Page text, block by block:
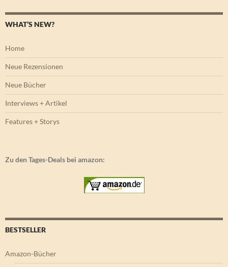
WHAT’S NEW?
Home
Neue Rezensionen
Neue Bücher
Interviews + Artikel
Features + Storys
Zu den Tages-Deals bei amazon:
BESTSELLER
Amazon-Bücher